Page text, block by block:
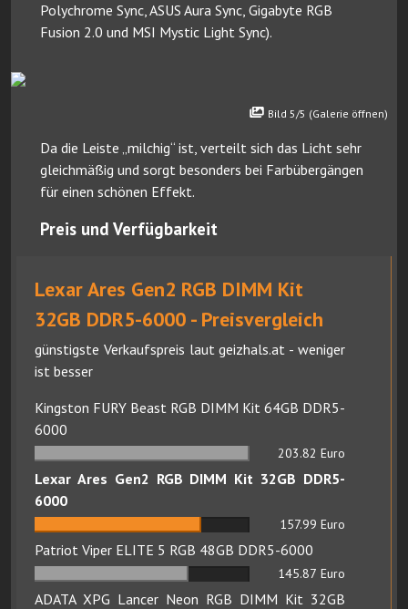
Polychrome Sync, ASUS Aura Sync, Gigabyte RGB
Fusion 2.0 und MSI Mystic Light Sync).
Bild 5/5 (Galerie öffnen)
Da die Leiste „milchig“ ist, verteilt sich das Licht sehr
gleichmäßig und sorgt besonders bei Farbübergängen
für einen schönen Effekt.
Preis und Verfügbarkeit
Lexar Ares Gen2 RGB DIMM Kit
32GB DDR5-6000 - Preisvergleich
günstigste Verkaufspreis laut geizhals.at - weniger
ist besser
Kingston FURY Beast RGB DIMM Kit 64GB DDR5-
6000
203.82 Euro
Lexar Ares Gen2 RGB DIMM Kit 32GB DDR5-
6000
157.99 Euro
Patriot Viper ELITE 5 RGB 48GB DDR5-6000
145.87 Euro
ADATA XPG Lancer Neon RGB DIMM Kit 32GB